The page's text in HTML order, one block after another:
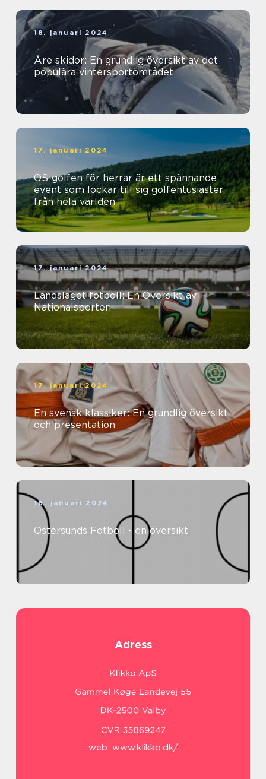
18. januari 2024
Åre skidor: En grundlig översikt av det
populära vintersportområdet
17. januari 2024
OS-golfen för herrar är ett spännande
event som lockar till sig golfentusiaster
från hela världen
17. januari 2024
Landslaget fotboll: En Översikt av
Nationalsporten
17. januari 2024
En svensk klassiker: En grundlig översikt
och presentation
16. januari 2024
Östersunds Fotboll - en översikt
Adress
web: www.klikko.dk/